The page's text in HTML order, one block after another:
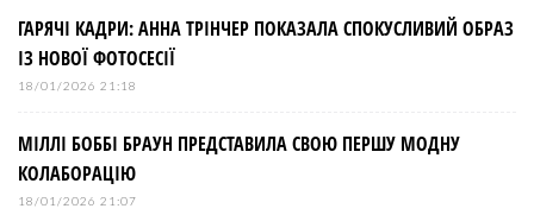
ГАРЯЧІ КАДРИ: АННА ТРІНЧЕР ПОКАЗАЛА СПОКУСЛИВИЙ ОБРАЗ
ІЗ НОВОЇ ФОТОСЕСІЇ
18/01/2026 21:18
МІЛЛІ БОББІ БРАУН ПРЕДСТАВИЛА СВОЮ ПЕРШУ МОДНУ
КОЛАБОРАЦІЮ
18/01/2026 21:07